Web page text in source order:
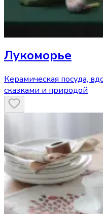
Лукоморье
Керамическая посуда,
сказками и природой